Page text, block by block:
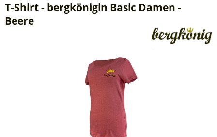
T-Shirt - bergkönigin Basic Damen -
Beere